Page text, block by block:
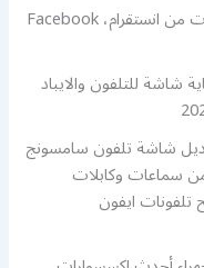
تنزيل برامج اندرويد وتنزيل كافة تطبيقات من انستقرام، Facebook
شاشة للتلفون والايباد
شاشة تلفون سامسونج
سماعات وكابلات
ايفون